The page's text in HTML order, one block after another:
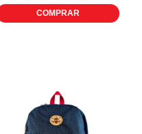
COMPRAR